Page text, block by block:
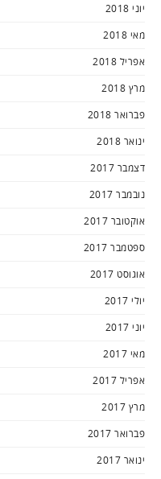
יוני 2018
מאי 2018
אפריל 2018
מרץ 2018
פברואר 2018
ינואר 2018
דצמבר 2017
נובמבר 2017
אוקטובר 2017
ספטמבר 2017
אוגוסט 2017
יולי 2017
יוני 2017
מאי 2017
אפריל 2017
מרץ 2017
פברואר 2017
ינואר 2017